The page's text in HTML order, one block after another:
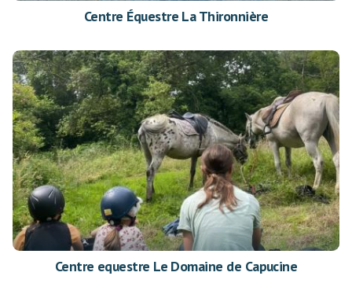
Centre Équestre La Thironnière
Centre equestre Le Domaine de Capucine